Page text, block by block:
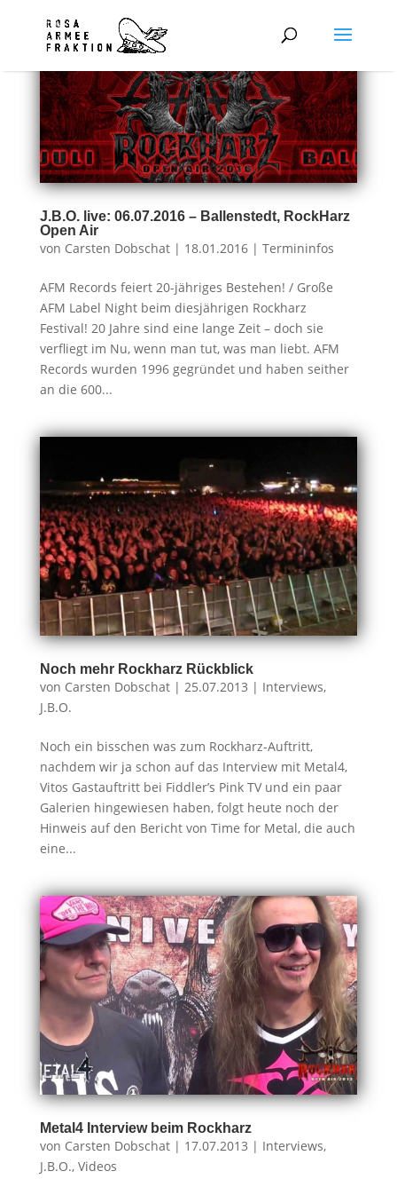
J.B.O. live: 06.07.2016 – Ballenstedt, RockHarz
Open Air
von Carsten Dobschat| 18.01.2016| Termininfos
AFM Records feiert 20-jähriges Bestehen! / Große
AFM Label Night beim diesjährigen Rockharz
Festival! 20 Jahre sind eine lange Zeit – doch sie
verfliegt im Nu, wenn man tut, was man liebt. AFM
Records wurden 1996 gegründet und haben seither
an die 600...
Noch mehr Rockharz Rückblick
von Carsten Dobschat| 25.07.2013 | Interviews,
J.B.O.
Noch ein bisschen was zum Rockharz-Auftritt,
nachdem wir ja schon auf das Interview mit Metal4,
Vitos Gastauftritt bei Fiddler’s Pink TV und ein paar
Galerien hingewiesen haben, folgt heute noch der
Hinweis auf den Bericht von Time for Metal, die auch
eine...
Metal4 Interview beim Rockharz
von Carsten Dobschat| 17.07.2013 | Interviews,
J.B.O., Videos